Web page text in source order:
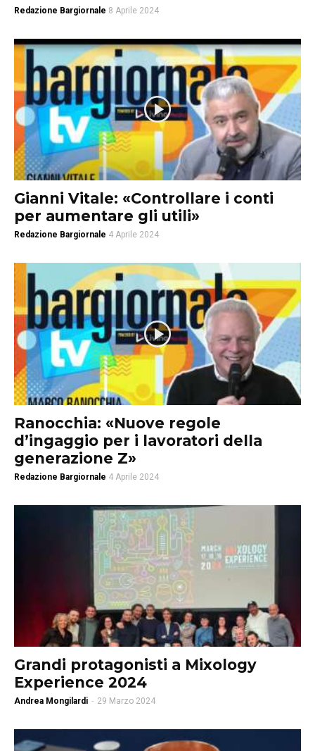
Redazione Bargiornale 8 Aprile 2024
Gianni Vitale: «Controllare i conti
per aumentare gli utili»
Redazione Bargiornale 4 Aprile 2024
Ranocchia: «Nuove regole
d’ingaggio per i lavoratori della
generazione Z»
Redazione Bargiornale 4 Aprile 2024
Grandi protagonisti a Mixology
Experience 2024
Andrea Mongilardi - 29 Marzo 2024